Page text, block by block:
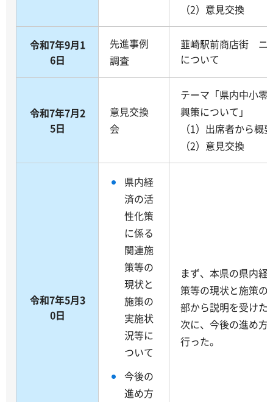
（2）意見交換
令和7年9月1
6日
先進事例
調査
韮崎駅前商店街 ニ
について
令和7年7月2
5日
意見交換
会
テーマ「県内中小零
興策について」
（1）出席者から概
（2）意見交換
令和7年5月3
0日
県内経
済の活
性化策
に係る
関連施
策等の
現状と
施策の
実施状
況等に
ついて
今後の
進め方
まず、本県の県内
策等の現状と施策の
部から説明を受けた
次に、今後の進め方
行った。